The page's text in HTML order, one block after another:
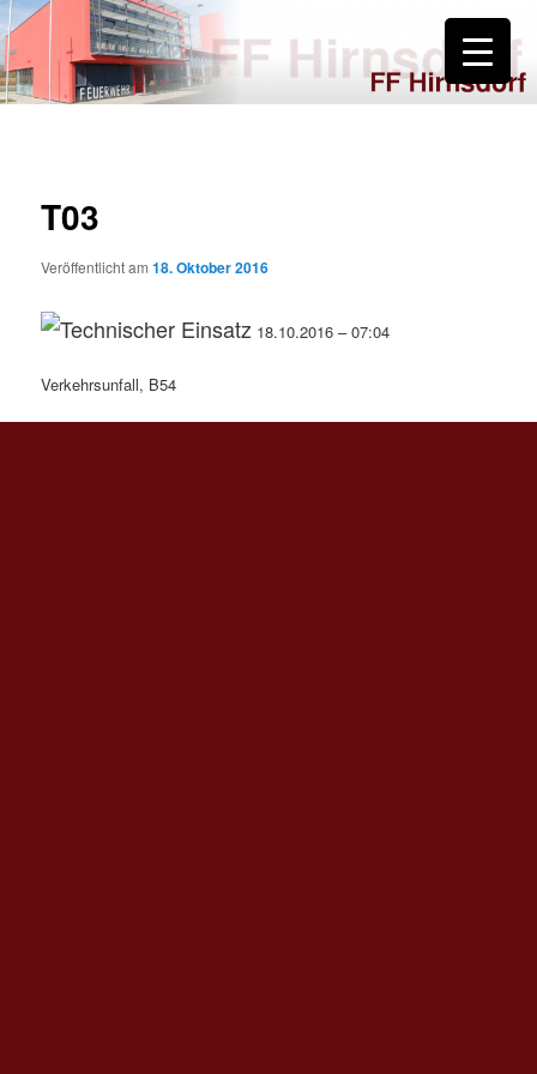
Zum
primären
Inhalt
springenFF Hirnsdorf
T03
Veröffentlicht am18. Oktober 2016
18.10.2016 – 07:04
Verkehrsunfall, B54